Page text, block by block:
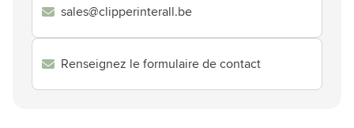
sales@clipperinterall.be
Renseignez le formulaire de contact